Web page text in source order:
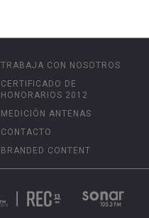
TRABAJA CON NOSOTROS
CERTIFICADO DE
HONORARIOS 2012
MEDICIÓN ANTENAS
CONTACTO
BRANDED CONTENT